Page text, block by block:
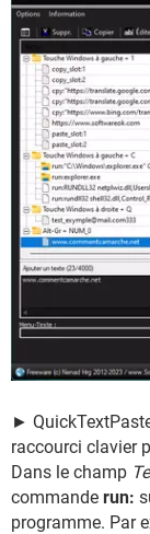
►
raccourci clavier
Dans le champ
commande run:
programme. Par